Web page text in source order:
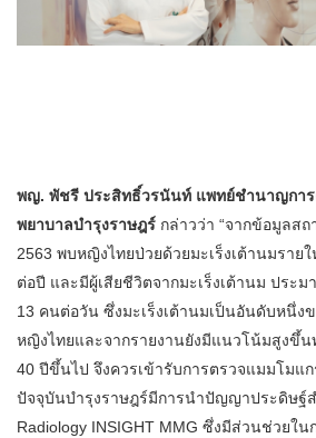
พญ. พัชรี ประสิทธิ์วรนันท์ แพทย์ชำนาญการ
พยาบาลบำรุงราษฎร์ กล่าวว่า “จากข้อมูลส
2563 พบหญิงไทยป่วยด้วยมะเร็งเต้านมราย
ต่อปี และมีผู้เสียชีวิตจากมะเร็งเต้านม ประ
13 คนต่อวัน ซึ่งมะเร็งเต้านมเป็นอันดับหนึ่ง
หญิงไทยและจากรายงานยังมีแนวโน้มสูงขึ้
40 ปีขึ้นไป จึงควรเข้ารับการตรวจแมมโมแ
ปัจจุบันบำรุงราษฎร์มีการนำปัญญาประดิษฐ์
Radiology INSIGHT MMG ซึ่งมีส่วนช่วยใน